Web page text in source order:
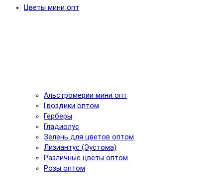
Цветы мини опт
Альстромерии мини опт
Гвоздики оптом
Герберы
Гладиолус
Зелень для цветов оптом
Лизиантус (Эустома)
Различные цветы оптом
Розы оптом